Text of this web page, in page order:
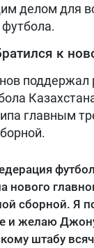
делом для
футбола.
к
поддержал
главным
нового
сборной. Я
и желаю
штабу